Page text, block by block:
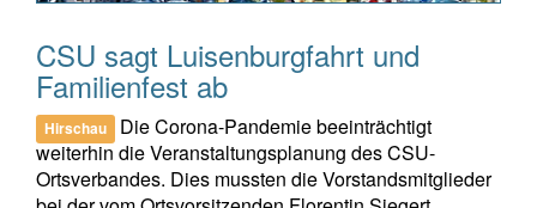
CSU sagt Luisenburgfahrt und
Familienfest ab
Hirschau
Die Corona-Pandemie beeinträchtigt
weiterhin die Veranstaltungsplanung des CSU-
Ortsverbandes. Dies mussten die Vorstandsmitglieder